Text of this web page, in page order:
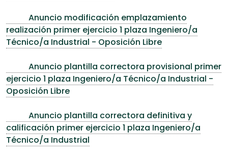
Anuncio modificación emplazamiento
realización primer ejercicio 1 plaza Ingeniero/a
Técnico/a Industrial - Oposición Libre
Anuncio plantilla correctora provisional primer
ejercicio 1 plaza Ingeniero/a Técnico/a Industrial -
Oposición Libre
Anuncio plantilla correctora definitiva y
calificación primer ejercicio 1 plaza Ingeniero/a
Técnico/a Industrial